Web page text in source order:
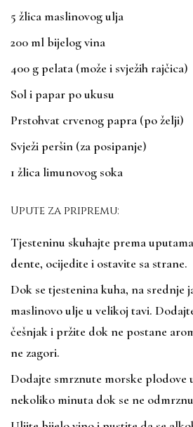
5 žlica maslinovog ulja
200 ml bijelog vina
400 g pelata (može i svježih rajčica)
Sol i papar po ukusu
Prstohvat crvenog papra (po želji)
Svježi peršin (za posipanje)
1 žlica limunovog soka
Upute za pripremu:
Tjesteninu skuhajte prema
dente, ocijedite i ostavite sa strane.
Dok se tjestenina kuha, na srednje
maslinovo ulje u velikoj tavi.
češnjak i pržite dok ne postane
ne zagori.
Dodajte smrznute morske plodove
nekoliko minuta dok se ne